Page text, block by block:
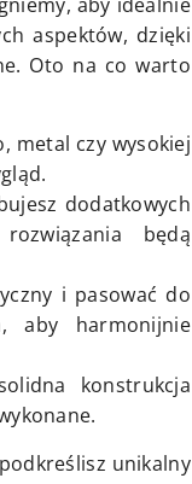
aspektów, dzięki
Oto na co warto
metal czy wysokiej
dodatkowych
będą
i pasować do
aby harmonijnie
konstrukcja
unikalny